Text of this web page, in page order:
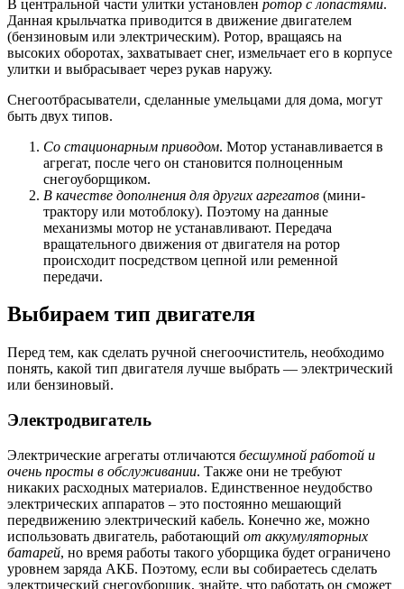
В центральной части улитки установлен ротор с лопастями.
Данная крыльчатка приводится в движение двигателем
(бензиновым или электрическим). Ротор, вращаясь на
высоких оборотах, захватывает снег, измельчает его в корпусе
улитки и выбрасывает через рукав наружу.
Снегоотбрасыватели, сделанные умельцами для дома, могут
быть двух типов.
Со стационарным приводом. Мотор устанавливается в
агрегат, после чего он становится полноценным
снегоуборщиком.
В качестве дополнения для других агрегатов (мини-
трактору или мотоблоку). Поэтому на данные
механизмы мотор не устанавливают. Передача
вращательного движения от двигателя на ротор
происходит посредством цепной или ременной
передачи.
Выбираем тип двигателя
Перед тем, как сделать ручной снегоочиститель, необходимо
понять, какой тип двигателя лучше выбрать — электрический
или бензиновый.
Электродвигатель
Электрические агрегаты отличаются бесшумной работой и
очень просты в обслуживании. Также они не требуют
никаких расходных материалов. Единственное неудобство
электрических аппаратов – это постоянно мешающий
передвижению электрический кабель. Конечно же, можно
использовать двигатель, работающий от аккумуляторных
батарей, но время работы такого уборщика будет ограничено
уровнем заряда АКБ. Поэтому, если вы собираетесь сделать
электрический снегоуборщик, знайте, что работать он сможет